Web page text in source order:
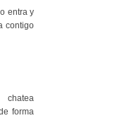
entra y
contigo
chatea
forma